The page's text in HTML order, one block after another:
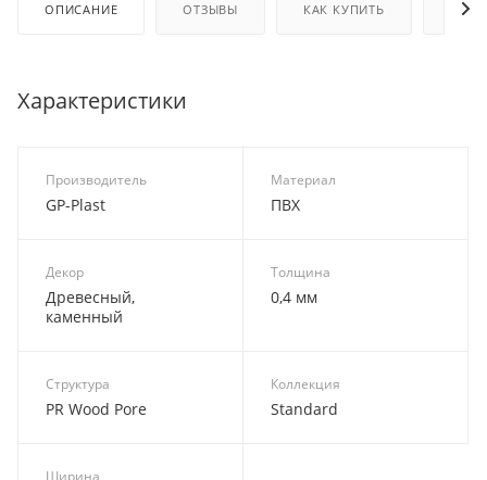
ОПИСАНИЕ ОТЗЫВЫ КАК КУПИТЬ
Характеристики
Производитель
GP-Plast
Материал
ПВХ
Декор
Древесный,
каменный
Толщина
0,4 мм
Структура
PR Wood Pore
Коллекция
Standard